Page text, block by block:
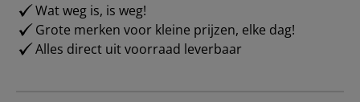
Wat weg is, is weg!
Grote merken voor kleine prijzen, elke dag!
Alles direct uit voorraad leverbaar